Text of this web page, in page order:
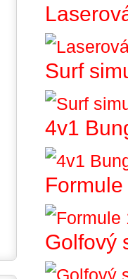
Surf
4v1
Golfový